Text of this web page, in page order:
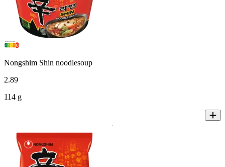
Nongshim Shin noodlesoup
2.89
114 g